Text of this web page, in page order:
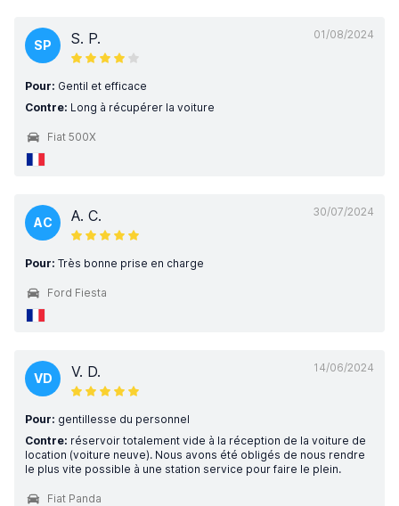
01/08/2024
SP S. P.
Pour: Gentil et efficace
Contre: Long à récupérer la voiture
Fiat 500X
30/07/2024
AC A. C.
Pour: Très bonne prise en charge
Ford Fiesta
14/06/2024
VD V. D.
Pour: gentillesse du personnel
Contre: réservoir totalement vide à la réception de la voiture de
location (voiture neuve). Nous avons été obligés de nous rendre
le plus vite possible à une station service pour faire le plein.
Fiat Panda